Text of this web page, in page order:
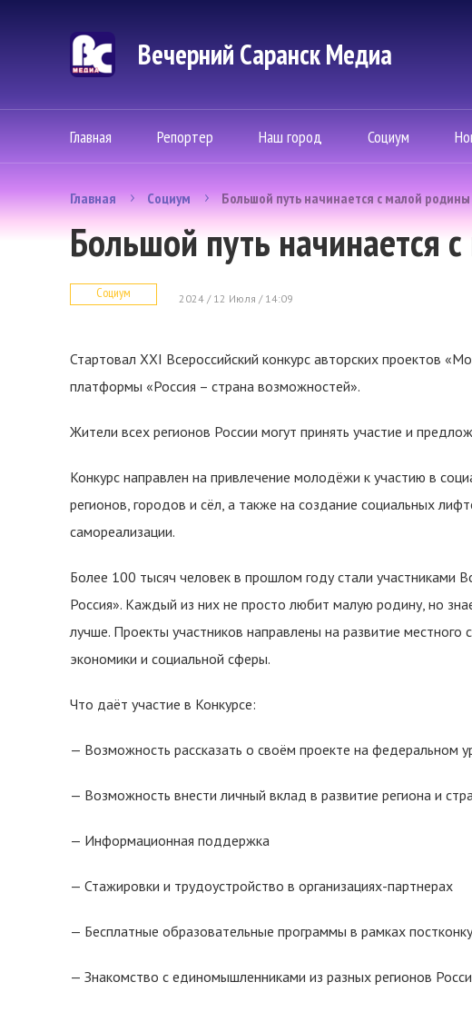
Вечерний Саранск Mедиа
Главная Репортер Наш город Социум
Главная Социум Большой путь начинается с малой родины
Большой путь начинается
Социум 2024 / 12 Июля / 14:09
Стартовал XXI Всероссийский конкурс авторских проектов
платформы «Россия – страна возможностей».
Жители всех регионов России могут принять участие и
Конкурс направлен на привлечение молодёжи к участию в
регионов, городов и сёл, а также на создание социальных
самореализации.
Более 100 тысяч человек в прошлом году стали участниками
Россия». Каждый из них не просто любит малую родину, но
лучше. Проекты участников направлены на развитие
экономики и социальной сферы.
Что даёт участие в Конкурсе:
— Возможность рассказать о своём проекте на федеральном
— Возможность внести личный вклад в развитие региона и
— Информационная поддержка
— Стажировки и трудоустройство в организациях-партнерах
— Бесплатные образовательные программы в рамках
— Знакомство с единомышленниками из разных регионов